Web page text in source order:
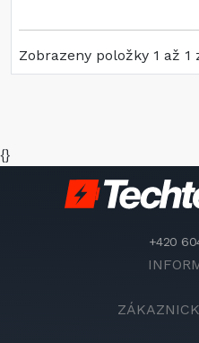
Zobrazeny položky 1 až 1
{}
+420